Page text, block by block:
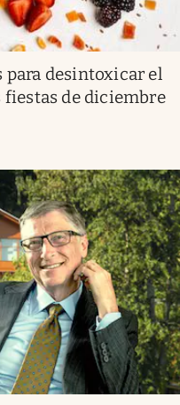
para desintoxicar el
fiestas de diciembre